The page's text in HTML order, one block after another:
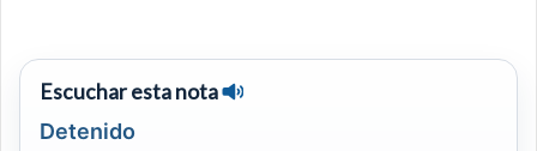
Escuchar esta nota
Detenido